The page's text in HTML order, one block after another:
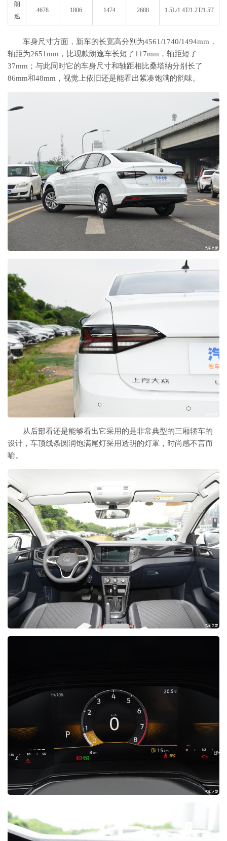
朗
逸
4678 1806 1474 2688 1.5L/1.4T/1.2T/1.5T
车身尺寸方面，新车的长宽高分别为4561/1740/1494mm，
轴距为2651mm，比现款朗逸车长短了117mm，轴距短了
37mm；与此同时它的车身尺寸和轴距相比桑塔纳分别长了
86mm和48mm，视觉上依旧还是能看出紧凑饱满的韵味。
从后部看还是能够看出它采用的是非常典型的三厢轿车的
设计，车顶线条圆润饱满尾灯采用透明的灯罩，时尚感不言而
喻。